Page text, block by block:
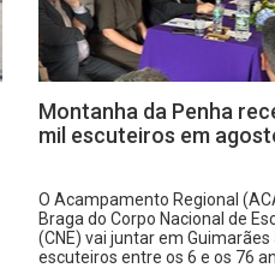
Montanha da Penha
mil escuteiros em
O Acampamento Regional
Braga do Corpo Nacional de
(CNE) vai juntar em Guimarães
escuteiros entre os 6 e os 76